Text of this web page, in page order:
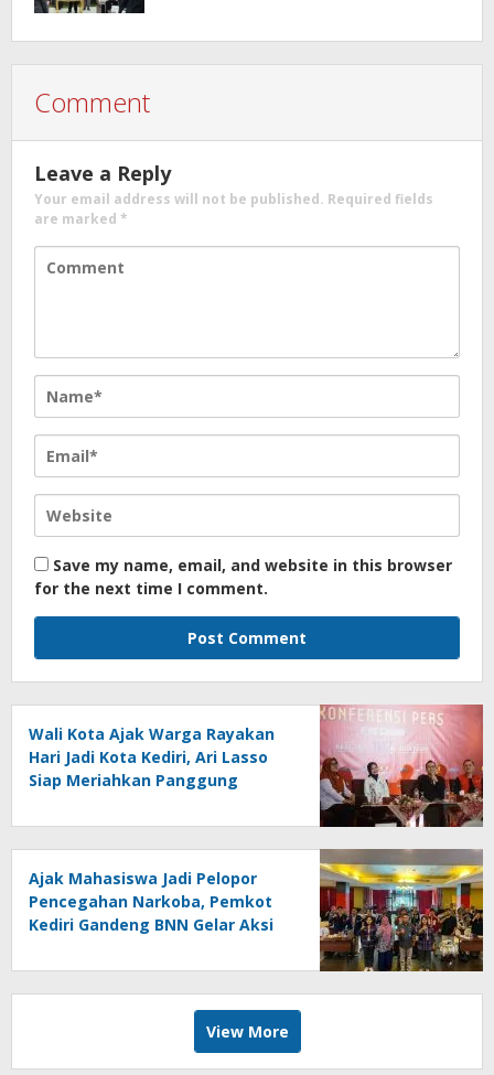
Comment
Leave a Reply
Your email address will not be published. Required fields
are marked *
Save my name, email, and website in this browser
for the next time I comment.
Wali Kota Ajak Warga Rayakan
Hari Jadi Kota Kediri, Ari Lasso
Siap Meriahkan Panggung
Ajak Mahasiswa Jadi Pelopor
Pencegahan Narkoba, Pemkot
Kediri Gandeng BNN Gelar Aksi
View More